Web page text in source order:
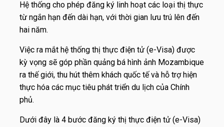
Hệ thống cho phép đăng ký linh hoạt các loại thị thực
từ ngắn hạn đến dài hạn, với thời gian lưu trú lên đến
hai năm.
Việc ra mắt hệ thống thị thực điện tử (e-Visa) được
kỳ vọng sẽ góp phần quảng bá hình ảnh Mozambique
ra thế giới, thu hút thêm khách quốc tế và hỗ trợ hiện
thực hóa các mục tiêu phát triển du lịch của Chính
phủ.
Dưới đây là 4 bước đăng ký thị thực điện tử (e-Visa)